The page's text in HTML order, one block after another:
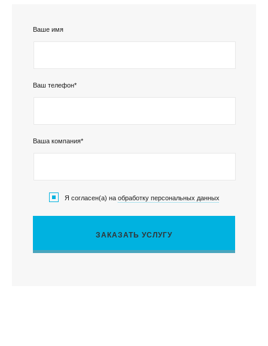
Ваше имя
Ваш телефон*
Ваша компания*
Я согласен(а) на обработку персональных данных
ЗАКАЗАТЬ УСЛУГУ